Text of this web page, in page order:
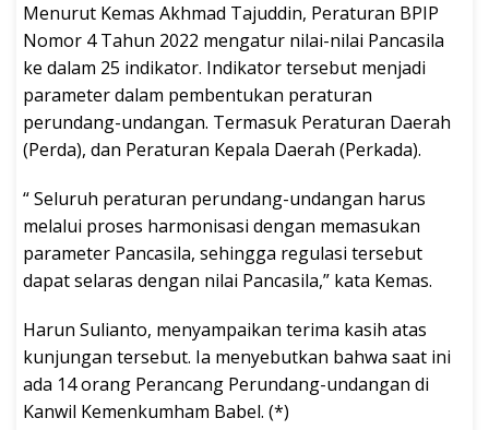
Menurut Kemas Akhmad Tajuddin, Peraturan BPIP
Nomor 4 Tahun 2022 mengatur nilai-nilai Pancasila
ke dalam 25 indikator. Indikator tersebut menjadi
parameter dalam pembentukan peraturan
perundang-undangan. Termasuk Peraturan Daerah
(Perda), dan Peraturan Kepala Daerah (Perkada).
“ Seluruh peraturan perundang-undangan harus
melalui proses harmonisasi dengan memasukan
parameter Pancasila, sehingga regulasi tersebut
dapat selaras dengan nilai Pancasila,” kata Kemas.
Harun Sulianto, menyampaikan terima kasih atas
kunjungan tersebut. Ia menyebutkan bahwa saat ini
ada 14 orang Perancang Perundang-undangan di
Kanwil Kemenkumham Babel. (*)